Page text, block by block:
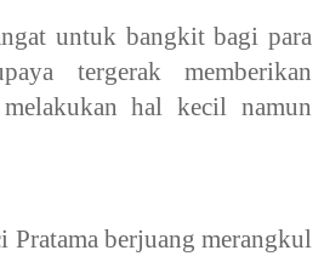
untuk bangkit bagi para
tergerak memberikan
hal kecil namun
Pratama berjuang merangkul